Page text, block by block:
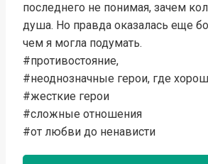
последнего не понимая, зачем
душа. Но правда оказалась еще
чем я могла подумать.
#противостояние,
#неоднозначные герои, где
#жесткие герои
#сложные отношения
#от любви до ненависти